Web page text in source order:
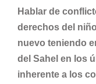
Hablar de
derechos del
nuevo teniendo
del Sahel en los
inherente a los